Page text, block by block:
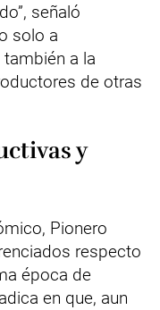
señaló
solo a
a la
de otras
y
Pionero
respecto
época de
en que, aun